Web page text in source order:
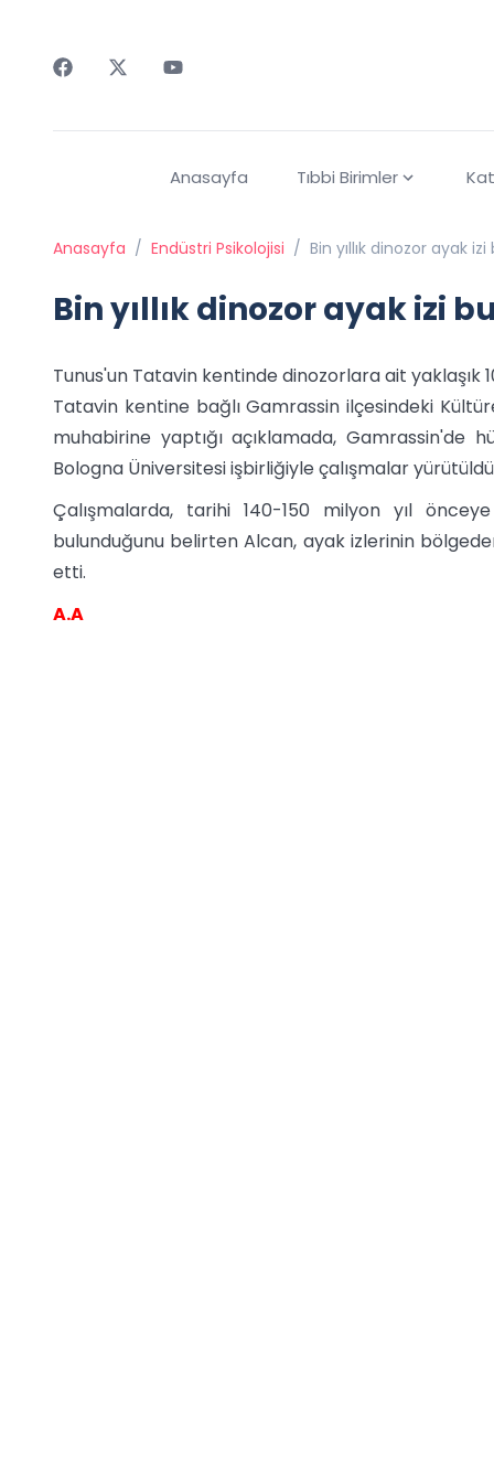
Anasayfa Tıbbi Birimler
Anasayfa / Endüstri Psikolojisi / Bin yıllık dinozor ayak
Bin yıllık dinozor ayak izi
Tunus'un Tatavin kentinde dinozorlara ait yaklaşık
Tatavin kentine bağlı Gamrassin ilçesindeki
muhabirine yaptığı açıklamada, Gamrassin'de
Bologna Üniversitesi işbirliğiyle çalışmalar
Çalışmalarda, tarihi 140-150 milyon yıl
bulunduğunu belirten Alcan, ayak izlerinin
etti.
A.A